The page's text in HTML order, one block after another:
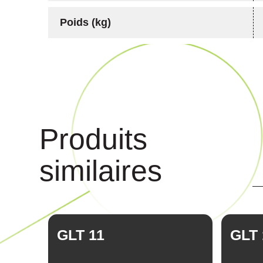
Poids (kg)
Produits
similaires
GLT 11 GLT